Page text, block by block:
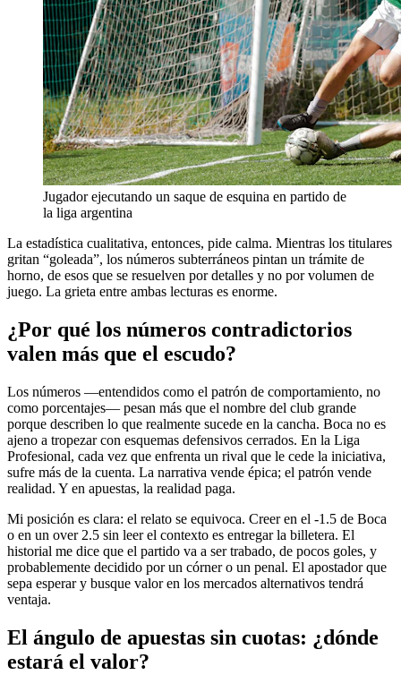
Jugador ejecutando un saque de esquina en partido de
la liga argentina
La estadística cualitativa, entonces, pide calma. Mientras los titulares
gritan “goleada”, los números subterráneos pintan un trámite de
horno, de esos que se resuelven por detalles y no por volumen de
juego. La grieta entre ambas lecturas es enorme.
¿Por qué los números contradictorios
valen más que el escudo?
Los números —entendidos como el patrón de comportamiento, no
como porcentajes— pesan más que el nombre del club grande
porque describen lo que realmente sucede en la cancha. Boca no es
ajeno a tropezar con esquemas defensivos cerrados. En la Liga
Profesional, cada vez que enfrenta un rival que le cede la iniciativa,
sufre más de la cuenta. La narrativa vende épica; el patrón vende
realidad. Y en apuestas, la realidad paga.
Mi posición es clara: el relato se equivoca. Creer en el -1.5 de Boca
o en un over 2.5 sin leer el contexto es entregar la billetera. El
historial me dice que el partido va a ser trabado, de pocos goles, y
probablemente decidido por un córner o un penal. El apostador que
sepa esperar y busque valor en los mercados alternativos tendrá
ventaja.
El ángulo de apuestas sin cuotas: ¿dónde
estará el valor?